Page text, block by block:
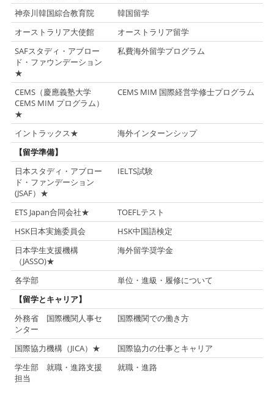
神奈川韓国綜合教育院
韓国留学
オーストラリア大使館
オーストラリア留学
SAFスタディ・アブロー
ド・ファウンデーション
★
私費海外留学プログラム
CEMS（慶應義塾大学
CEMS MIM プログラム）
★
CEMS MIM 国際経営学修士プログラム
イントラックス★
海外インターンシップ
【留学準備】
日本スタディ・アブロー
ド・ファンデーション
(JSAF）★
IELTS試験
ETS Japan合同会社★
TOEFLテスト
HSK日本実施委員会
HSK中国語検定
日本学生支援機構
（JASSO)★
海外留学奨学金
各学部
単位・進級・履修について
【留学とキャリア】
外務省 国際機関人事セ
ンター
国際機関での働き方
国際協力機構（JICA）★
国際協力の仕事とキャリア
学生部 就職・進路支援
担当
就職・進路